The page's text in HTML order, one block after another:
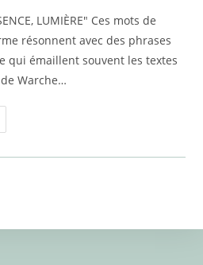
LUMIÈRE" Ces mots de
résonnent avec des phrases
qui émaillent souvent les textes
Warche…